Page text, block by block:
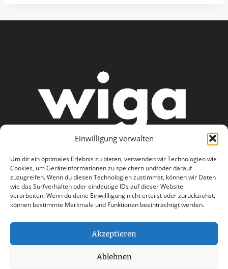
Einwilligung verwalten
Um dir ein optimales Erlebnis zu bieten, verwenden wir Technologien wie
Cookies, um Geräteinformationen zu speichern und/oder darauf
zuzugreifen. Wenn du diesen Technologien zustimmst, können wir Daten
wie das Surfverhalten oder eindeutige IDs auf dieser Website
verarbeiten. Wenn du deine Einwillligung nicht erteilst oder zurückziehst,
können bestimmte Merkmale und Funktionen beeinträchtigt werden.
Akzeptieren
Ablehnen
AGB
Datenschutzerklärung
Haftungsausschluss
Impressum
Kontakt